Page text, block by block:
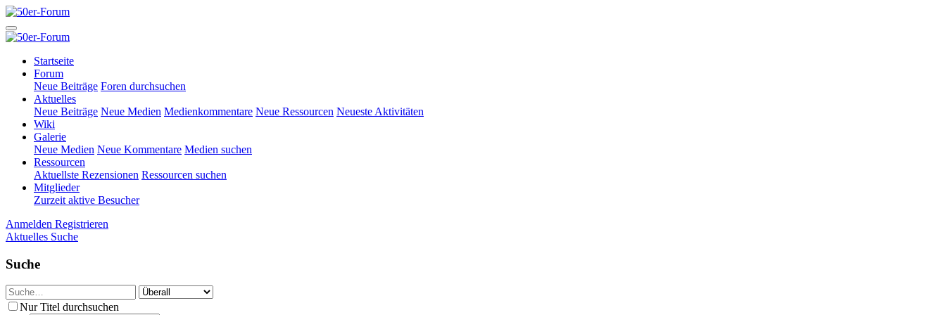
Startseite
Forum
Neue Beiträge Foren durchsuchen
Aktuelles
Neue Beiträge Neue Medien Medienkommentare Neue Ressourcen Neueste Aktivitäten
Wiki
Galerie
Neue Medien Neue Kommentare Medien suchen
Ressourcen
Aktuellste Rezensionen Ressourcen suchen
Mitglieder
Zurzeit aktive Besucher
Anmelden Registrieren
Aktuelles Suche
Suche
Nur Titel durchsuchen